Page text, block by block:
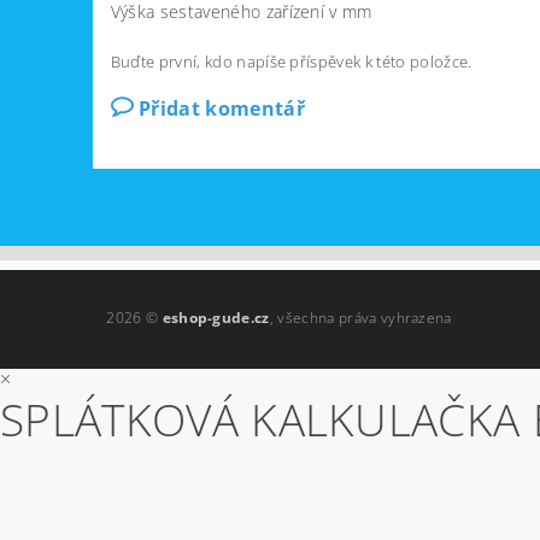
Výška sestaveného zařízení v mm
Buďte první, kdo napíše příspěvek k této položce.
Přidat komentář
2026 © eshop-gude.cz, všechna práva vyhrazena
×
SPLÁTKOVÁ KALKULAČKA